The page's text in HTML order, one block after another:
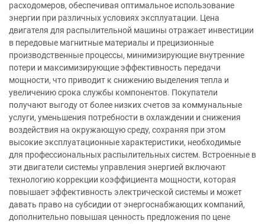
расходомеров, обеспечивая оптимальное использование
энергии при различных условиях эксплуатации. Цена
двигателя для распылительной машины отражает инвестиции
в передовые магнитные материалы и прецизионные
производственные процессы, минимизирующие внутренние
потери и максимизирующие эффективность передачи
мощности, что приводит к снижению выделения тепла и
увеличению срока службы компонентов. Покупатели
получают выгоду от более низких счетов за коммунальные
услуги, уменьшения потребности в охлаждении и снижения
воздействия на окружающую среду, сохраняя при этом
высокие эксплуатационные характеристики, необходимые
для профессиональных распылительных систем. Встроенные в
эти двигатели системы управления энергией включают
технологию коррекции коэффициента мощности, которая
повышает эффективность электрической системы и может
давать право на субсидии от энергоснабжающих компаний,
дополнительно повышая ценность предложения по цене